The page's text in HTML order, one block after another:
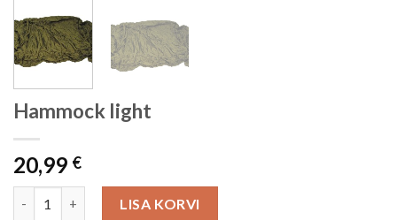
Hammock light
20,99 €
LISA KORVI